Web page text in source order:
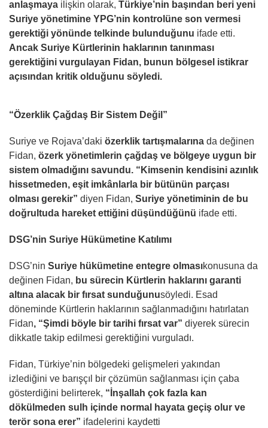
anlaşmaya ilişkin olarak, Türkiye’nin başından beri yeni
Suriye yönetimine YPG’nin kontrolüne son vermesi
gerektiği yönünde telkinde bulunduğunu ifade etti.
Ancak Suriye Kürtlerinin haklarının tanınması
gerektiğini vurgulayan Fidan, bunun bölgesel istikrar
açısından kritik olduğunu söyledi.
“Özerklik Çağdaş Bir Sistem Değil”
Suriye ve Rojava’daki özerklik tartışmalarına da değinen
Fidan, özerk yönetimlerin çağdaş ve bölgeye uygun bir
sistem olmadığını savundu. “Kimsenin kendisini azınlık
hissetmeden, eşit imkânlarla bir bütünün parçası
olması gerekir” diyen Fidan, Suriye yönetiminin de bu
doğrultuda hareket ettiğini düşündüğünü ifade etti.
DSG’nin Suriye Hükümetine Katılımı
DSG’nin Suriye hükümetine entegre olmasıkonusuna da
değinen Fidan, bu sürecin Kürtlerin haklarını garanti
altına alacak bir fırsat sunduğunusöyledi. Esad
döneminde Kürtlerin haklarının sağlanmadığını hatırlatan
Fidan, “Şimdi böyle bir tarihi fırsat var” diyerek sürecin
dikkatle takip edilmesi gerektiğini vurguladı.
Fidan, Türkiye’nin bölgedeki gelişmeleri yakından
izlediğini ve barışçıl bir çözümün sağlanması için çaba
gösterdiğini belirterek, “İnşallah çok fazla kan
dökülmeden sulh içinde normal hayata geçiş olur ve
terör sona erer” ifadelerini kaydetti